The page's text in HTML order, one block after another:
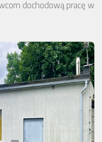
dochodową pracę w